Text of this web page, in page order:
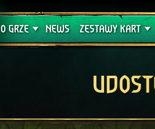
O GRZE
Wsparcie techniczne
NEWS ZESTAWY KART
Krwawa Klątwa